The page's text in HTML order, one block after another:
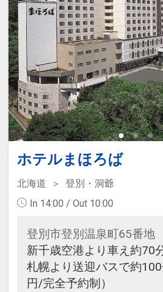
ホテルまほろば
北海道
登別・洞爺
In 14:00 / Out 10:00
登別市登別温泉町65番地
新千歳空港より車え約70
札幌より送迎バスで約
円/完全予約制）